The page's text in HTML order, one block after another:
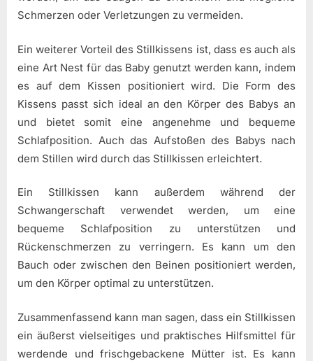
Schmerzen oder Verletzungen zu vermeiden.
Ein weiterer Vorteil des Stillkissens ist, dass es auch als
eine Art Nest für das Baby genutzt werden kann, indem
es auf dem Kissen positioniert wird. Die Form des
Kissens passt sich ideal an den Körper des Babys an
und bietet somit eine angenehme und bequeme
Schlafposition. Auch das Aufstoßen des Babys nach
dem Stillen wird durch das Stillkissen erleichtert.
Ein Stillkissen kann außerdem während der
Schwangerschaft verwendet werden, um eine
bequeme Schlafposition zu unterstützen und
Rückenschmerzen zu verringern. Es kann um den
Bauch oder zwischen den Beinen positioniert werden,
um den Körper optimal zu unterstützen.
Zusammenfassend kann man sagen, dass ein Stillkissen
ein äußerst vielseitiges und praktisches Hilfsmittel für
werdende und frischgebackene Mütter ist. Es kann